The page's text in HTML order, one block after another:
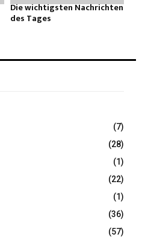
Die wichtigsten Nachrichten
des Tages
(7)
(28)
(1)
(22)
(1)
(36)
(57)